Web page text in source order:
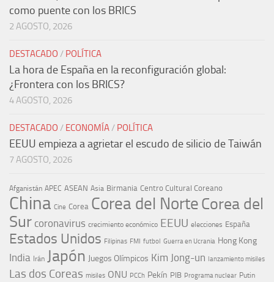
como puente con los BRICS
2 AGOSTO, 2026
DESTACADO / POLÍTICA
La hora de España en la reconfiguración global:
¿Frontera con los BRICS?
4 AGOSTO, 2026
DESTACADO / ECONOMÍA/ POLÍTICA
EEUU empieza a agrietar el escudo de silicio de Taiwán
7 AGOSTO, 2026
Afganistán APEC ASEAN Asia Birmania Centro Cultural Coreano
China Cine Corea Corea del NorteCorea del
Sur coronavirus crecimiento económico EEUU elecciones España
Estados Unidos Filipinas FMI futbol Guerra en Ucrania Hong Kong
India Irán Japón Juegos Olímpicos Kim Jong-un lanzamiento misiles
Las dos Coreas misiles ONU PCCh Pekín PIB Programa nuclear Putin